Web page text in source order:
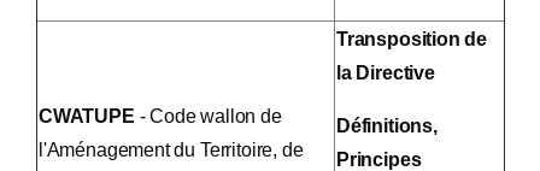
CWATUPE - Code wallon de
l'Aménagement du Territoire, de
Transposition de
la Directive
Définitions,
Principes